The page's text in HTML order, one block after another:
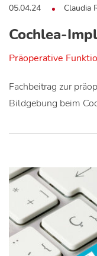
05.04.24 Claudia
Cochlea-
Präoperative
Fachbeitrag zur
Bildgebung beim